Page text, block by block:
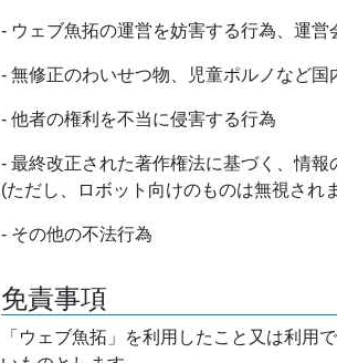
- ウェブ魚拓の運営を妨害する行為、運
- 無修正のわいせつ物、児童ポルノなど国
- 他者の権利を不当に侵害する行為
- 最終改正された著作権法に基づく、情
(ただし、ロボット向けのものは無視され
- その他の不法行為
免責事項
「ウェブ魚拓」を利用したこと又は利用